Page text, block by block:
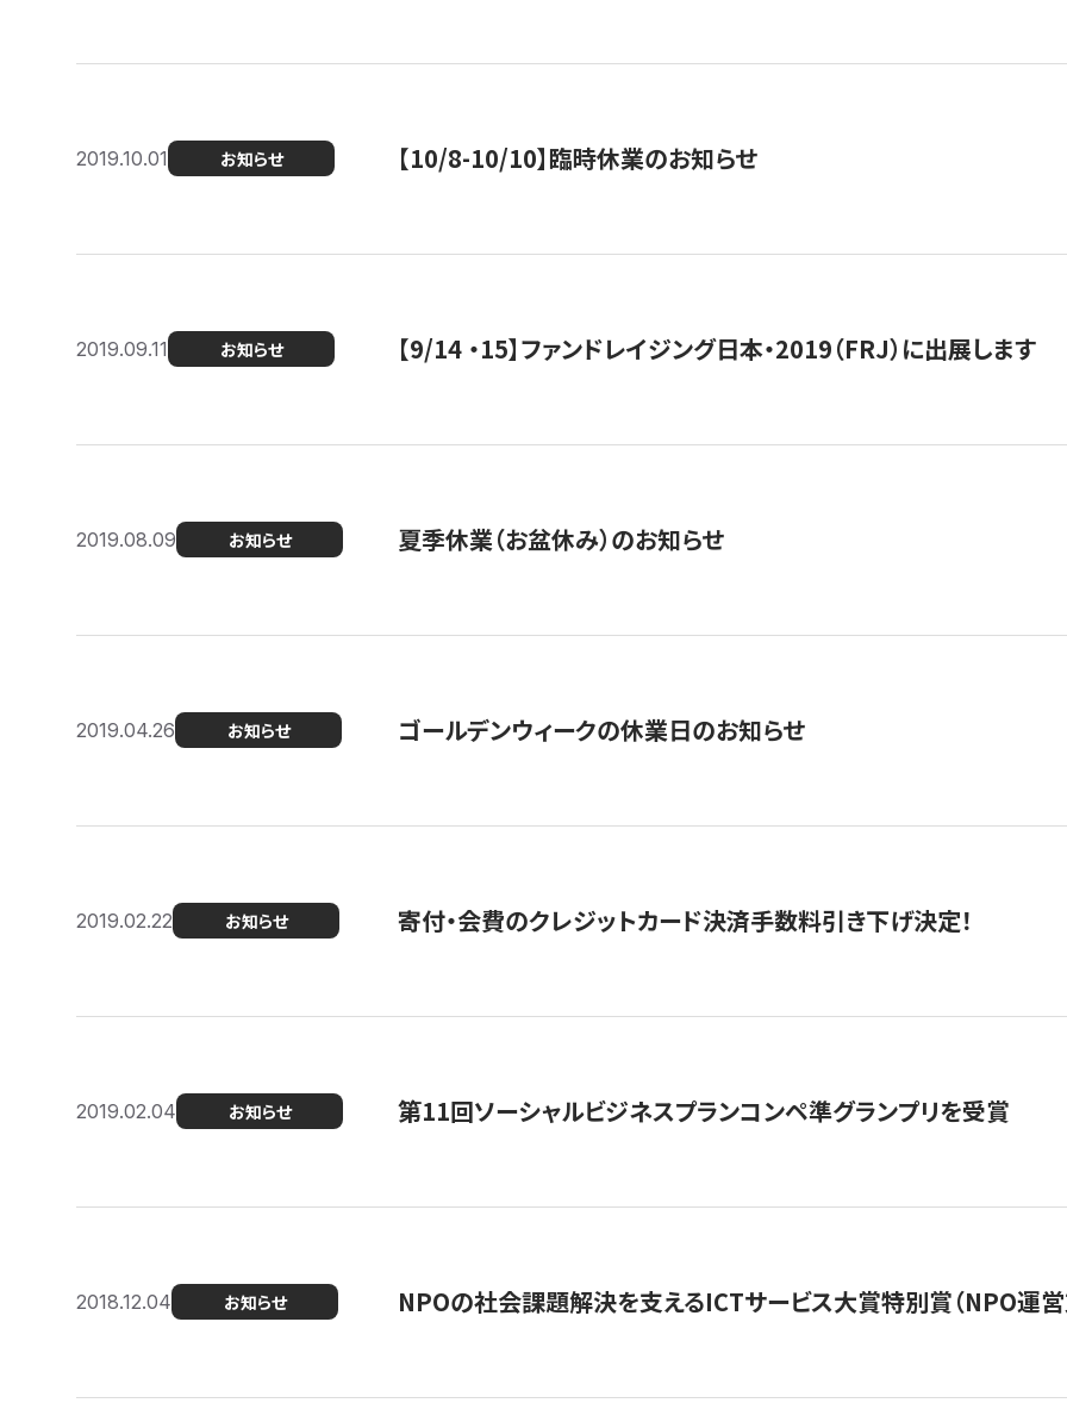
2019.10.01 お知らせ 【10/8-10/10】臨時休業のお知らせ
2019.09.11 お知らせ 【9/14 ・15】ファンドレイジング日本・2019（FRJ）に出展します
2019.08.09 お知らせ 夏季休業（お盆休み）のお知らせ
2019.04.26 お知らせ ゴールデンウィークの休業日のお知らせ
2019.02.22 お知らせ 寄付・会費のクレジットカード決済手数料引き下げ決定！
2019.02.04 お知らせ 第11回ソーシャルビジネスプランコンペ準グランプリを受賞
2018.12.04 お知らせ NPOの社会課題解決を支えるICTサービス大賞特別賞（NPO運